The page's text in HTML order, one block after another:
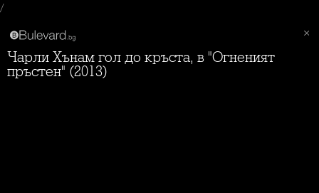
/
Чарли Хънам гол до кръста, в "Огненият
пръстен" (2013)